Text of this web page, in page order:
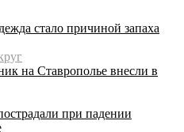
стало причиной запаха
на Ставрополье внесли в
при падении